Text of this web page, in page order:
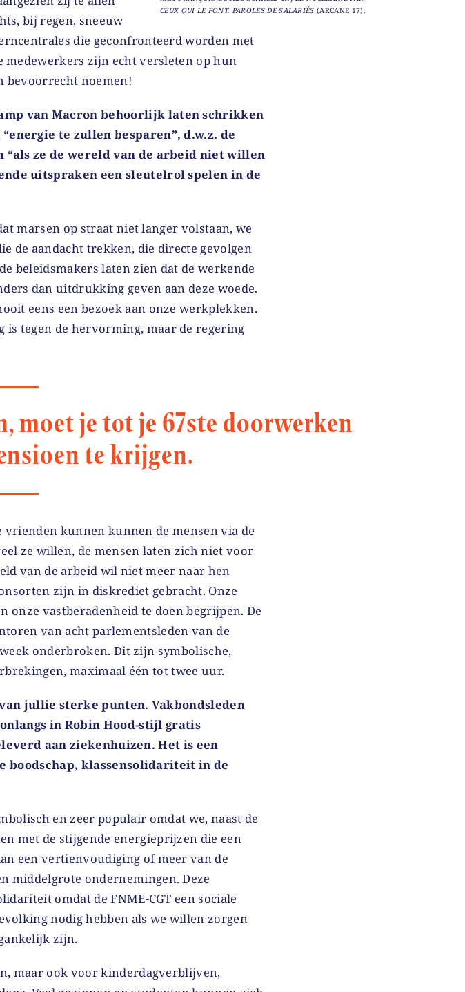
CEUX QUI LE FONT. PAROLES DE SALARIÉS (ARCANE 17).
bij regen, sneeuw
die geconfronteerd worden met
medewerkers zijn echt versleten op hun
bevoorrecht noemen!
van Macron behoorlijk laten schrikken
te zullen besparen”, d.w.z. de
ze de wereld van de arbeid niet willen
uitspraken een sleutelrol spelen in de
marsen op straat niet langer volstaan, we
de aandacht trekken, die directe gevolgen
beleidsmakers laten zien dat de werkende
dan uitdrukking geven aan deze woede.
eens een bezoek aan onze werkplekken.
is tegen de hervorming, maar de regering
moet je tot je 67ste doorwerken
te krijgen.
kunnen kunnen de mensen via de
ze willen, de mensen laten zich niet voor
van de arbeid wil niet meer naar hen
zijn in diskrediet gebracht. Onze
onze vastberadenheid te doen begrijpen. De
van acht parlementsleden van de
onderbroken. Dit zijn symbolische,
maximaal één tot twee uur.
jullie sterke punten. Vakbondsleden
in Robin Hood-stijl gratis
aan ziekenhuizen. Het is een
boodschap, klassensolidariteit in de
en zeer populair omdat we, naast de
met de stijgende energieprijzen die een
een vertienvoudiging of meer van de
middelgrote ondernemingen. Deze
omdat de FNME-CGT een sociale
nodig hebben als we willen zorgen
zijn.
maar ook voor kinderdagverblijven,